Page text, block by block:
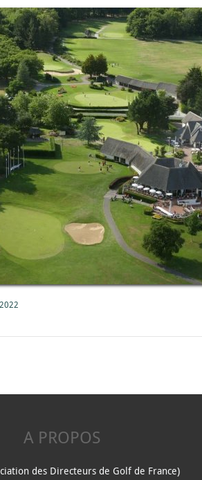
A PROPOS
des Directeurs de Golf de France)